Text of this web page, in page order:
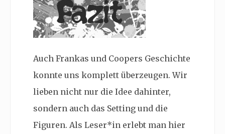
Auch Frankas und Coopers Geschichte
konnte uns komplett überzeugen. Wir
lieben nicht nur die Idee dahinter,
sondern auch das Setting und die
Figuren. Als Leser*in erlebt man hier